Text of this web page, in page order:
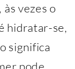
vezes o
hidratar-se,
significa
pode